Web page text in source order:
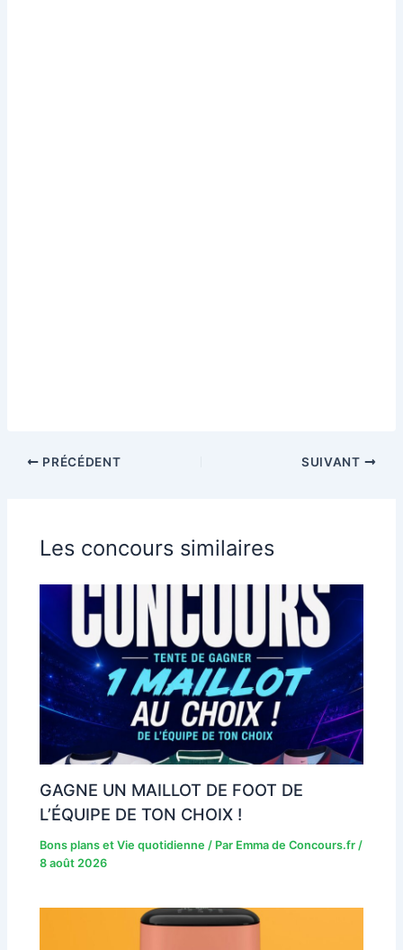
PRÉCÉDENT SUIVANT
Les concours similaires
GAGNE UN MAILLOT DE FOOT DE
L’ÉQUIPE DE TON CHOIX !
Bons plans et Vie quotidienne / Par Emma de Concours.fr /
8 août 2026